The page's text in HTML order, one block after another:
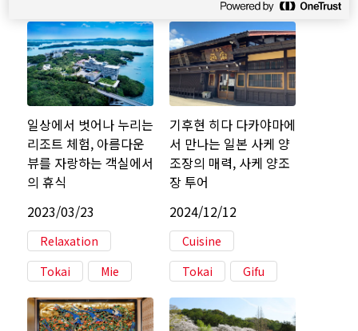
일상에서 벗어나 누리는
리조트 체험, 아름다운
뷰를 자랑하는 객실에서
의 휴식
2023/03/23
Relaxation
Tokai
Mie
기후현 히다 다카야마에
서 만나는 일본 사케 양
조장의 매력, 사케 양조
장 투어
2024/12/12
Cuisine
Tokai
Gifu